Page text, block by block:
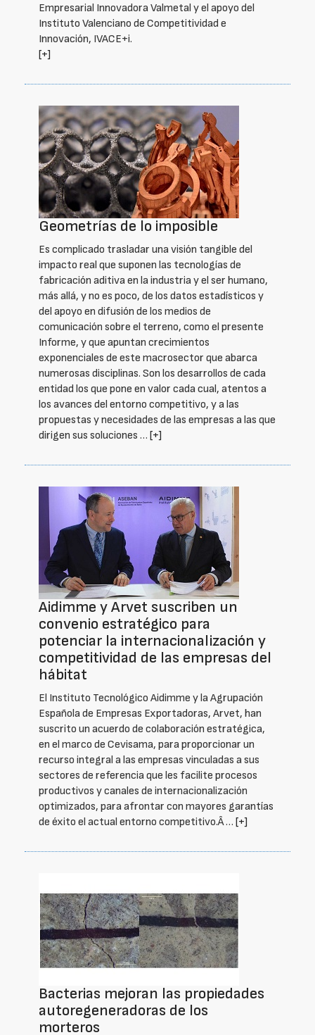
Empresarial Innovadora Valmetal y el apoyo del
Instituto Valenciano de Competitividad e
Innovación, IVACE+i.
[+]
Geometrías de lo imposible
Es complicado trasladar una visión tangible del
impacto real que suponen las tecnologías de
fabricación aditiva en la industria y el ser humano,
más allá, y no es poco, de los datos estadísticos y
del apoyo en difusión de los medios de
comunicación sobre el terreno, como el presente
Informe, y que apuntan crecimientos
exponenciales de este macrosector que abarca
numerosas disciplinas. Son los desarrollos de cada
entidad los que pone en valor cada cual, atentos a
los avances del entorno competitivo, y a las
propuestas y necesidades de las empresas a las que
dirigen sus soluciones … [+]
Aidimme y Arvet suscriben un
convenio estratégico para
potenciar la internacionalización y
competitividad de las empresas del
hábitat
El Instituto Tecnológico Aidimme y la Agrupación
Española de Empresas Exportadoras, Arvet, han
suscrito un acuerdo de colaboración estratégica,
en el marco de Cevisama, para proporcionar un
recurso integral a las empresas vinculadas a sus
sectores de referencia que les facilite procesos
productivos y canales de internacionalización
optimizados, para afrontar con mayores garantías
de éxito el actual entorno competitivo.Â … [+]
Bacterias mejoran las propiedades
autoregeneradoras de los
morteros